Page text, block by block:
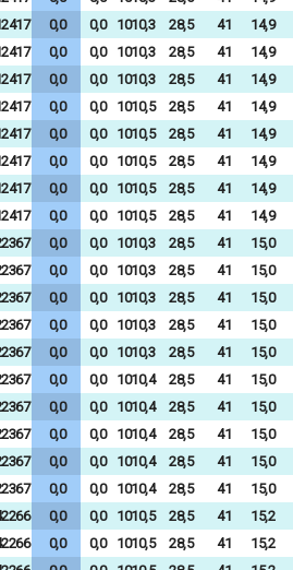
0,0 0,0 1010,3 28,5 41
14,9
0,0 0,0 1010,3 28,5 41
14,9
0,0 0,0 1010,3 28,5 41
14,9
0,0 0,0 1010,5 28,5 41
14,9
0,0 0,0 1010,5 28,5 41
14,9
0,0 0,0 1010,5 28,5 41
14,9
0,0 0,0 1010,5 28,5 41
14,9
0,0 0,0 1010,5 28,5 41
14,9
0,0 0,0 1010,3 28,5 41
15,0
0,0 0,0 1010,3 28,5 41
15,0
0,0 0,0 1010,3 28,5 41
15,0
0,0 0,0 1010,3 28,5 41
15,0
0,0 0,0 1010,3 28,5 41
15,0
0,0 0,0 1010,4 28,5 41
15,0
0,0 0,0 1010,4 28,5 41
15,0
0,0 0,0 1010,4 28,5 41
15,0
0,0 0,0 1010,4 28,5 41
15,0
0,0 0,0 1010,4 28,5 41
15,0
0,0 0,0 1010,5 28,5 41
15,2
0,0 0,0 1010,5 28,5 41
15,2